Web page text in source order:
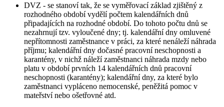
DVZ - se stanoví tak, že se vyměřovací základ zjištěný z
rozhodného období vydělí počtem kalendářních dnů
připadajících na rozhodné období. Do tohoto počtu dnů se
nezahrnují tzv. vyloučené dny; tj. kalendářní dny omluvené
nepřítomnosti zaměstnance v práci, za které nenáleží náhrada
příjmu; kalendářní dny dočasné pracovní neschopnosti a
karantény, v nichž náleží zaměstnanci náhrada mzdy nebo
platu v období prvních 14 kalendářních dnů pracovní
neschopnosti (karantény); kalendářní dny, za které bylo
zaměstnanci vypláceno nemocenské, peněžitá pomoc v
mateřství nebo ošetřovné atd.